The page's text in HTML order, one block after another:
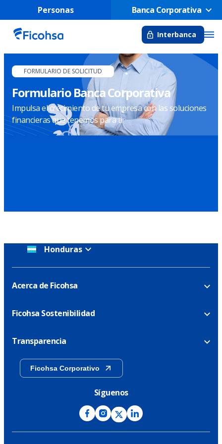
Personas Banca Corporativa
Interbanca
FORMULARIO DE SOLICITUD
Formulario Banca Corporativa
Impulsa el crecimiento de tu empresa con las soluciones
financieras que tenemos para ti.
Honduras
Acerca de Ficohsa
Ficohsa Sostenibilidad
Transparencia
Ficohsa Corporativo
Síguenos